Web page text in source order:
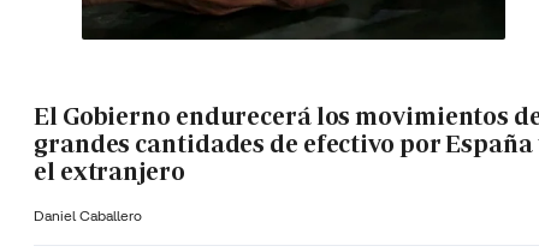
El Gobierno endurecerá los movimientos
grandes cantidades de efectivo por España
el extranjero
Daniel Caballero